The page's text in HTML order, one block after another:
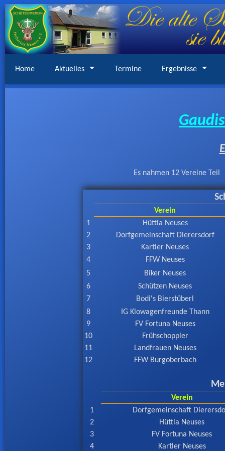
Home Aktuelles Termine Ergebnisse
Es nahmen 12 Vereine Teil
Verein
1
Hüttla Neuses
2
Dorfgemeinschaft Dierersdorf
3
Kartler Neuses
4
FFW Neuses
5
Biker Neuses
6
Schützen Neuses
7
Bodi's Bierstüberl
8
IG Klowagenfreunde Thann
9
FV Fortuna Neuses
10
Frühschoppler
11
Landfrauen Neuses
12
FFW Burgoberbach
Verein
1
Dorfgemeinschaft
2
Hüttla Neuses
3
FV Fortuna Neuses
4
Kartler Neuses